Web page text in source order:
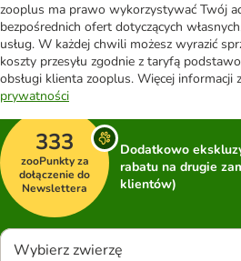
zooplus ma prawo wykorzystywać Twój
bezpośrednich ofert dotyczących
usług. W każdej chwili możesz wyrazić
koszty przesyłu zgodnie z taryfą
obsługi klienta zooplus. Więcej informacji
prywatności
333
zooPunkty za
dołączenie do
Newslettera
Dodatkowo
rabatu na drugie
klientów)
Wybierz zwierzę